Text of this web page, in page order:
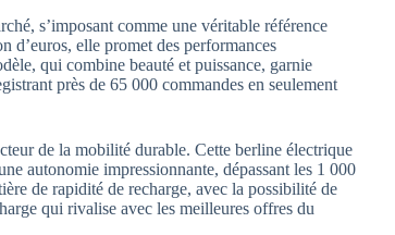
s’imposant comme une véritable référence
d’euros, elle promet des performances
qui combine beauté et puissance, garnie
près de 65 000 commandes en seulement
de la mobilité durable. Cette berline électrique
autonomie impressionnante, dépassant les 1 000
de rapidité de recharge, avec la possibilité de
qui rivalise avec les meilleures offres du